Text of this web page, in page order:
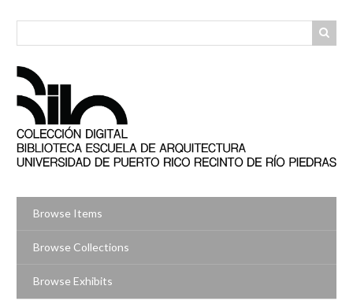
Browse Items
Browse Collections
Browse Exhibits